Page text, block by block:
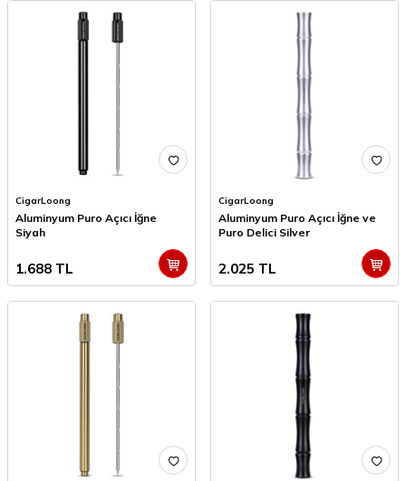
CigarLoong
Aluminyum Puro Açıcı İğne
Siyah
1.688 TL
CigarLoong
Aluminyum Puro Açıcı İğne ve
Puro Delici Silver
2.025 TL